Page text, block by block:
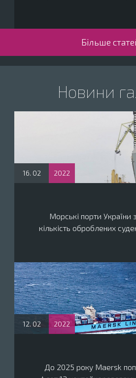
Більше
Новини
16. 02 2022
Морські порти України
кількість оброблених
12. 02 2022
До 2025 року Maersk